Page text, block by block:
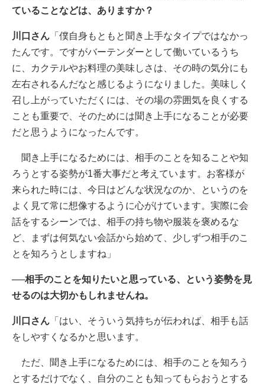
ていることなどは、ありますか？
川口さん 「僕自身もともと聞き上手なタイプではなかっ
たんです。ですがバーテンダーとして働いているうち
に、カクテルやお料理の美味しさは、その時の気分にも
左右されるんだなと感じるようになりました。美味しく
召し上がっていただくには、その場の雰囲気を良くする
ことも重要で、そのためには聞き上手になることが必要
だと思うようになったんです。
聞き上手になるためには、相手のことを知ることや知
ろうとする姿勢が1番大事だと考えています。お客様が
来られた時には、今日はどんな状況なのか、というのを
よく見て常に想像するように心がけています。実際に会
話をするシーンでは、相手の持ち物や服装を褒めるな
ど、まずは何気ない会話から始めて、少しずつ相手のこ
とを知ろうとしますね」
──相手のことを知りたいと思っている、という姿勢を見
せるのは大切かもしれませんね。
川口さん 「はい、そういう気持ちが伝われば、相手も話
をしやすくなるかと思います。
ただ、聞き上手になるためには、相手のことを知ろう
とするだけでなく、自分のことも知ってもらおうとする